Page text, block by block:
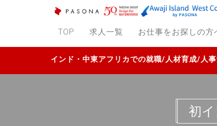
TOP 求人一覧 お仕事をお探しの方
インド・中東アフリカでの就職/人材育成/人
初